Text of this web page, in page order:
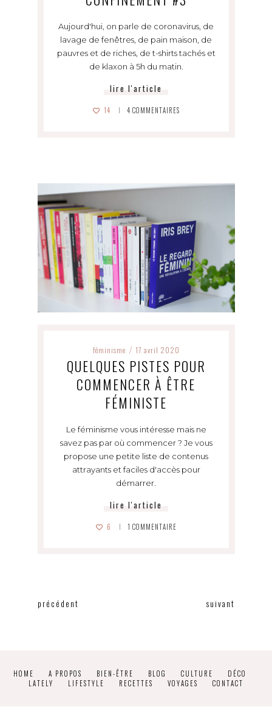
Aujourd'hui, on parle de coronavirus, de
lavage de fenêtres, de pain maison, de
pauvres et de riches, de t-shirts tachés et
de klaxon à 5h du matin.
lire l'article
14 4 COMMENTAIRES
féminisme / 17 avril 2020
QUELQUES PISTES POUR
COMMENCER À ÊTRE
FÉMINISTE
Le féminisme vous intéresse mais ne
savez pas par où commencer ? Je vous
propose une petite liste de contenus
attrayants et faciles d'accès pour
démarrer.
lire l'article
6 1 COMMENTAIRE
précédent suivant
HOME A PROPOS BIEN-ÊTRE BLOG CULTURE
DÉCO
LATELY
LIFESTYLE RECETTES VOYAGES CONTACT